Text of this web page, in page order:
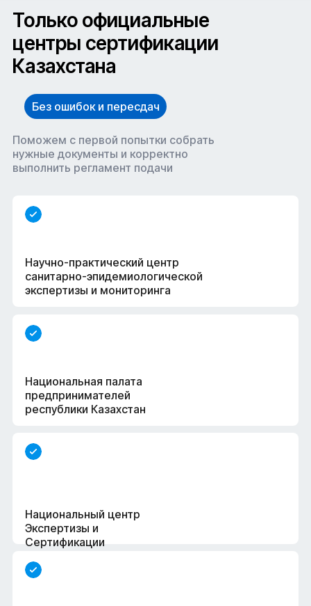
Только официальные
центры сертификации
Казахстана
Поможем с первой попытки собрать
нужные документы и корректно
выполнить регламент подачи
Национальная палата
предпринимателей
республики Казахстан
Национальный центр
Экспертизы и
Сертификации
Научно-практический центр
санитарно-эпидемиологической
экспертизы и мониторинга
Без ошибок и пересдач